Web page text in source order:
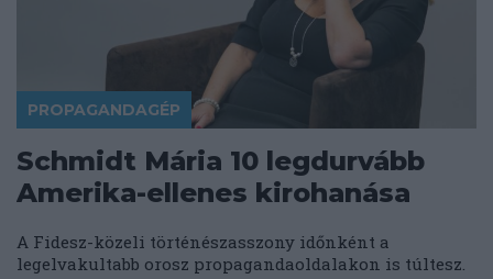
PROPAGANDAGÉP
Schmidt Mária 10 legdurvább
Amerika-ellenes kirohanása
A Fidesz-közeli történészasszony időnként a
legelvakultabb orosz propagandaoldalakon is túltesz.